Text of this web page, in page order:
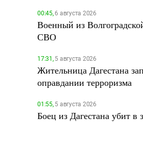
00:45,6 августа 2026
Военный из
СВО
17:31,5 августа 2026
Жительница Дагестана
оправдании терроризма
01:55,5 августа 2026
Боец из Дагестана убит